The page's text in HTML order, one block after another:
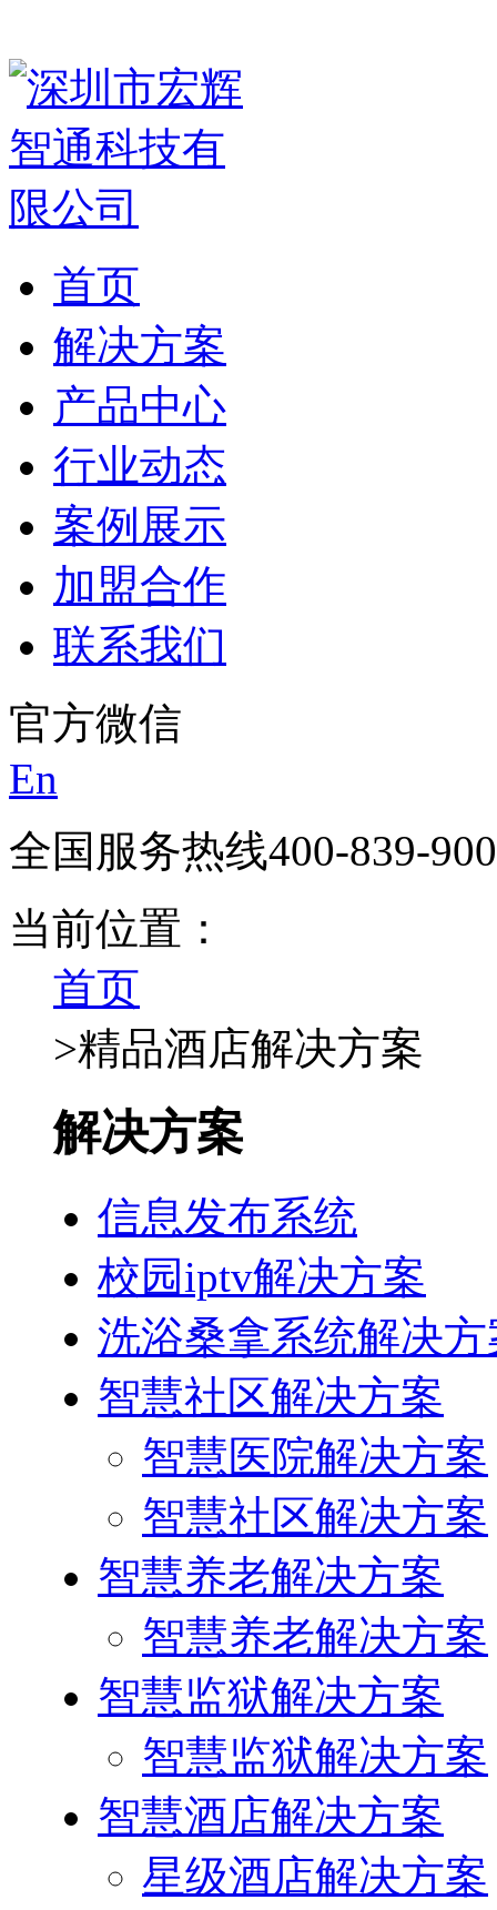
首页
解决方案
产品中心
行业动态
案例展示
加盟合作
联系我们
官方微信
En
全国服务热线400-839-
当前位置：
首页
>精品酒店解决方案
解决方案
信息发布系统
校园iptv解决方案
洗浴桑拿系统解决方
智慧社区解决方案
智慧医院解决方案
智慧社区解决方案
智慧养老解决方案
智慧养老解决方案
智慧监狱解决方案
智慧监狱解决方案
智慧酒店解决方案
星级酒店解决方案